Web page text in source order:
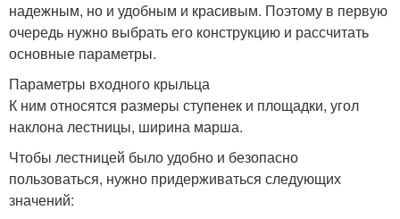
надежным, но и удобным и красивым. Поэтому в первую
очередь нужно выбрать его конструкцию и рассчитать
основные параметры.
Параметры входного крыльца
К ним относятся размеры ступенек и площадки, угол
наклона лестницы, ширина марша.
Чтобы лестницей было удобно и безопасно
пользоваться, нужно придерживаться следующих
значений: